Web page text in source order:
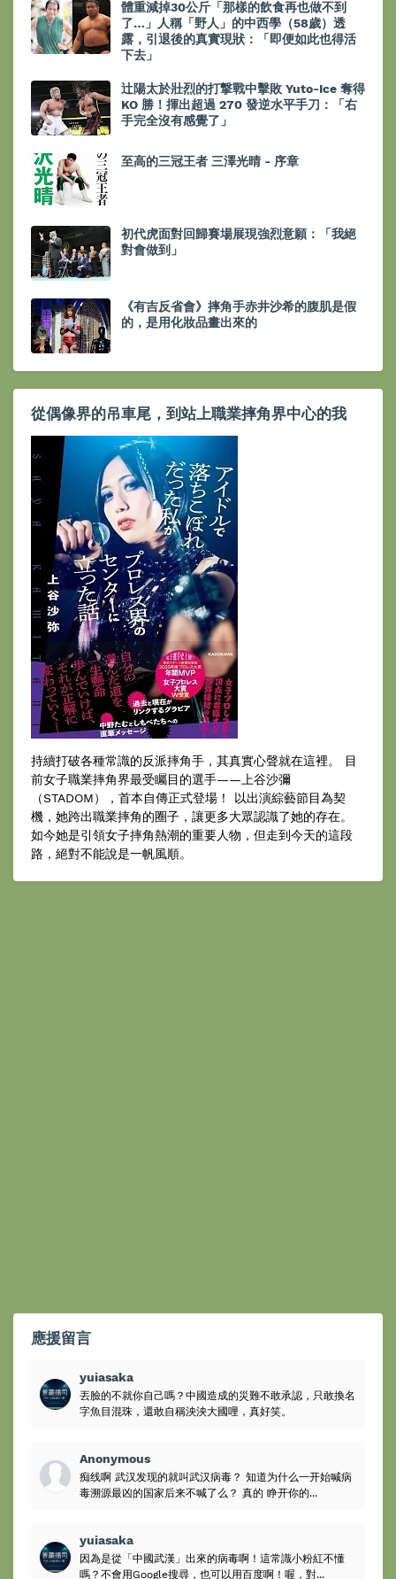
體重減掉30公斤「那樣的飲食再也做不到
了…」人稱「野人」的中西學（58歲）透
露，引退後的真實現狀：「即便如此也得活
下去」
辻陽太於壯烈的打撃戰中擊敗 Yuto-Ice 奪得
KO 勝！揮出超過 270 發逆水平手刀：「右
手完全沒有感覺了」
至高的三冠王者 三澤光晴 - 序章
初代虎面對回歸賽場展現強烈意願：「我絕
對會做到」
《有吉反省會》摔角手赤井沙希的腹肌是假
的，是用化妝品畫出來的
從偶像界的吊車尾，到站上職業摔角界中心的我
持續打破各種常識的反派摔角手，其真實心聲就在這裡。 目
前女子職業摔角界最受矚目的選手——上谷沙彌
（STADOM），首本自傳正式登場！ 以出演綜藝節目為契
機，她跨出職業摔角的圈子，讓更多大眾認識了她的存在。
如今她是引領女子摔角熱潮的重要人物，但走到今天的這段
路，絕對不能說是一帆風順。
應援留言
yuiasaka
丟臉的不就你自己嗎？中國造成的災難不敢承認，只敢換名
字魚目混珠，還敢自稱泱泱大國哩，真好笑。
Anonymous
痴线啊 武汉发现的就叫武汉病毒？ 知道为什么一开始喊病
毒溯源最凶的国家后来不喊了么？ 真的 睁开你的...
yuiasaka
因為是從「中國武漢」出來的病毒啊！這常識小粉紅不懂
嗎？不會用Google搜尋，也可以用百度啊！喔，對...